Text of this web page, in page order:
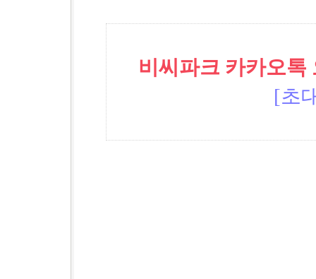
비씨파크 카카오톡
[초